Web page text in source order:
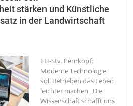
stärken und Künstliche
in der Landwirtschaft
LH-Stv. Pernkopf:
Moderne Technologie
soll Betrieben das Leben
leichter machen „Die
Wissenschaft schafft uns